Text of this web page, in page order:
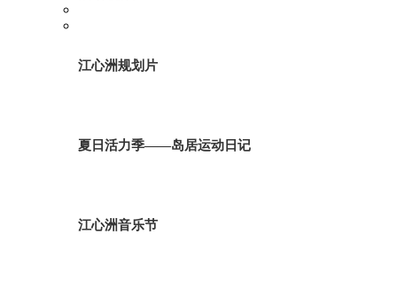
江心洲规划片
夏日活力季——岛居运动日记
江心洲音乐节